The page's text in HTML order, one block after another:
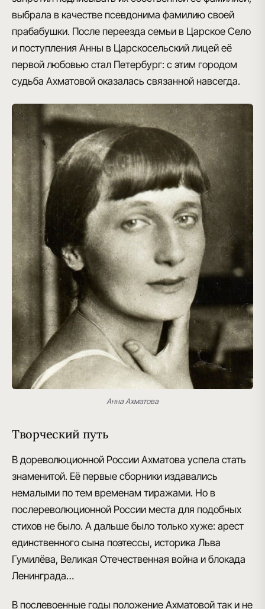
выбрала в качестве псевдонима фамилию своей
прабабушки. После переезда семьи в Царское Село
и поступления Анны в Царскосельский лицей её
первой любовью стал Петербург: с этим городом
судьба Ахматовой оказалась связанной навсегда.
Анна Ахматова
Творческий путь
В дореволюционной России Ахматова успела стать
знаменитой. Её первые сборники издавались
немалыми по тем временам тиражами. Но в
послереволюционной России места для подобных
стихов не было. А дальше было только хуже: арест
единственного сына поэтессы, историка Льва
Гумилёва, Великая Отечественная война и блокада
Ленинграда…
В послевоенные годы положение Ахматовой так и не